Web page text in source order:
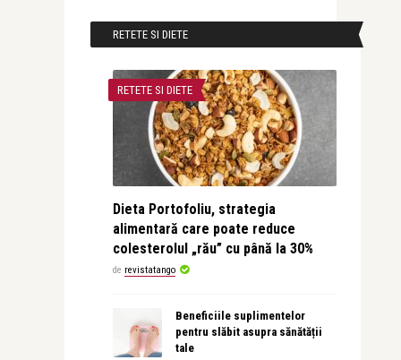
RETETE SI DIETE
RETETE SI DIETE
Dieta Portofoliu, strategia
alimentară care poate reduce
colesterolul „rău” cu până la 30%
de revistatango
Beneficiile suplimentelor
pentru slăbit asupra sănătății
tale